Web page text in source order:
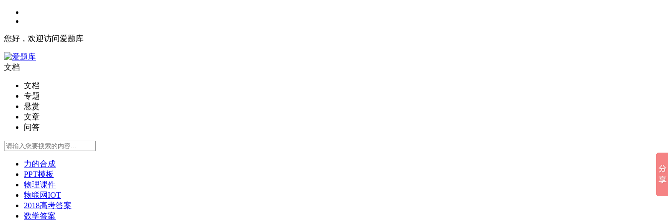
您好，欢迎访问爱题库
文档
文档
专题
悬赏
文章
问答
力的合成
PPT模板
物理课件
物联网IOT
2018高考答案
数学答案